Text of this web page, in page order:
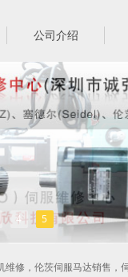
公司介绍
4 5
修，伦茨伺服马达销售，